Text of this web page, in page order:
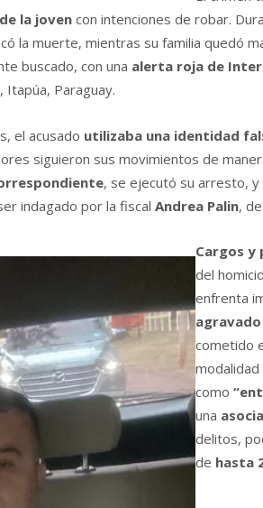
la joven con intenciones de robar.
la muerte, mientras su familia quedó
buscado, con una alerta roja de
, Itapúa, Paraguay.
el acusado utilizaba una identidad
siguieron sus movimientos de
, se ejecutó su arresto,
indagado por la fiscal Andrea Palin,
Cargos y
del
enfrenta
cometido
modalidad
como
una
delitos,
de hasta